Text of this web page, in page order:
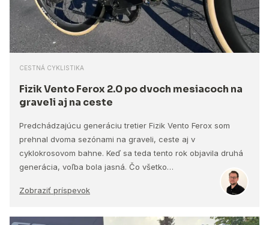
CESTNÁ CYKLISTIKA
Fizik Vento Ferox 2.0 po dvoch mesiacoch na
graveli aj na ceste
Predchádzajúcu generáciu tretier Fizik Vento Ferox som
prehnal dvoma sezónami na graveli, ceste aj v
cyklokrosovom bahne. Keď sa teda tento rok objavila druhá
generácia, voľba bola jasná. Čo všetko…
Zobraziť príspevok